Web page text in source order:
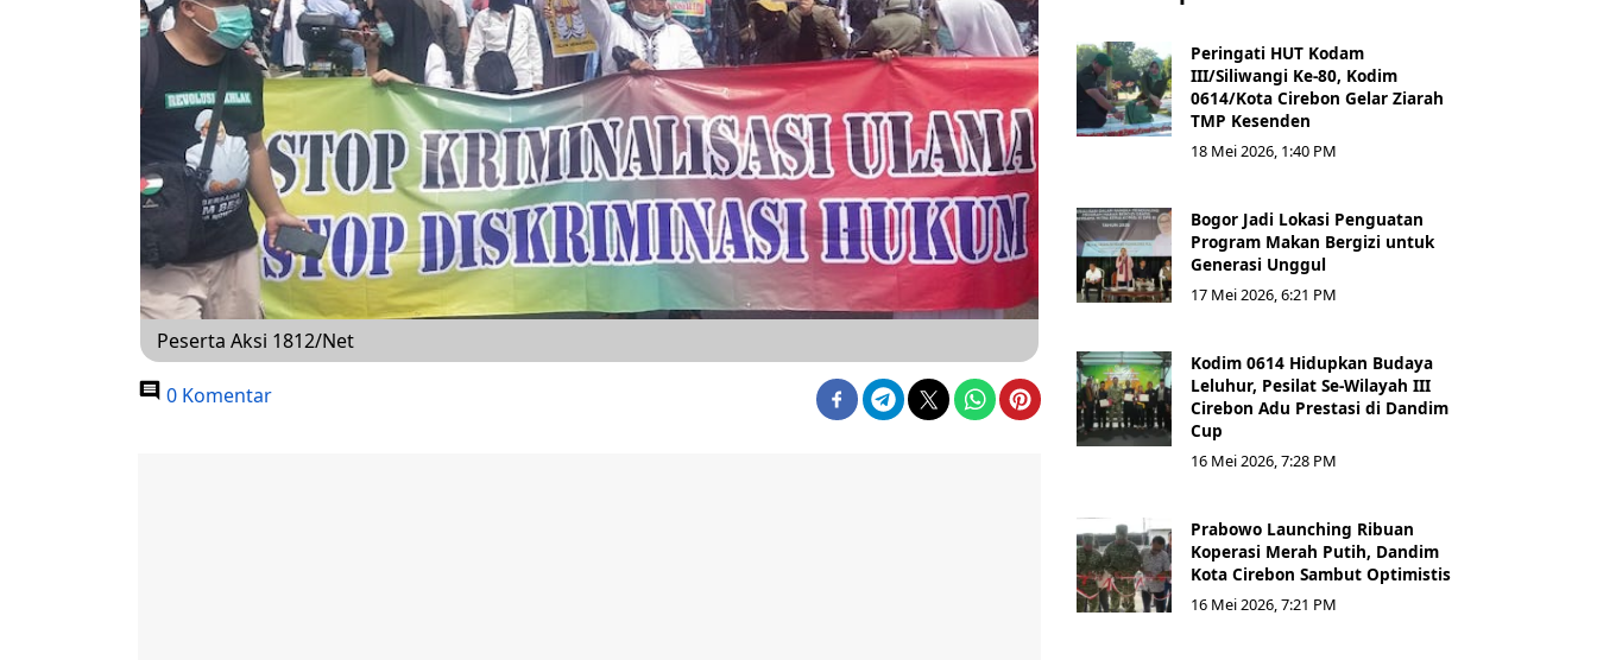
Peserta Aksi 1812/Net
0 Komentar
Peringati HUT Kodam
III/Siliwangi Ke-80, Kodim
0614/Kota Cirebon Gelar Ziarah
TMP Kesenden
18 Mei 2026, 1:40 PM
Bogor Jadi Lokasi Penguatan
Program Makan Bergizi untuk
Generasi Unggul
17 Mei 2026, 6:21 PM
Kodim 0614 Hidupkan Budaya
Leluhur, Pesilat Se-Wilayah III
Cirebon Adu Prestasi di Dandim
Cup
16 Mei 2026, 7:28 PM
Prabowo Launching Ribuan
Koperasi Merah Putih, Dandim
Kota Cirebon Sambut Optimistis
16 Mei 2026, 7:21 PM